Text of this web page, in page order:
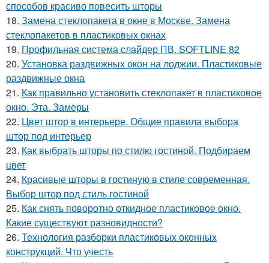
способов красиво повесить шторы
18. Замена стеклопакета в окне в Москве. Замена
стеклопакетов в пластиковых окнах
19. Профильная система слайдер ПВ. SOFTLINE 82
20. Установка раздвижных окон на лоджии. Пластиковые
раздвижные окна
21. Как правильно установить стеклопакет в пластиковое
окно. Эта. Замеры
22. Цвет штор в интерьере. Общие правила выбора
штор под интерьер
23. Как выбрать шторы по стилю гостиной. Подбираем
цвет
24. Красивые шторы в гостиную в стиле современная.
Выбор штор под стиль гостиной
25. Как снять поворотно откидное пластиковое окно.
Какие существуют разновидности?
26. Технология разборки пластиковых оконных
конструкций. Что учесть